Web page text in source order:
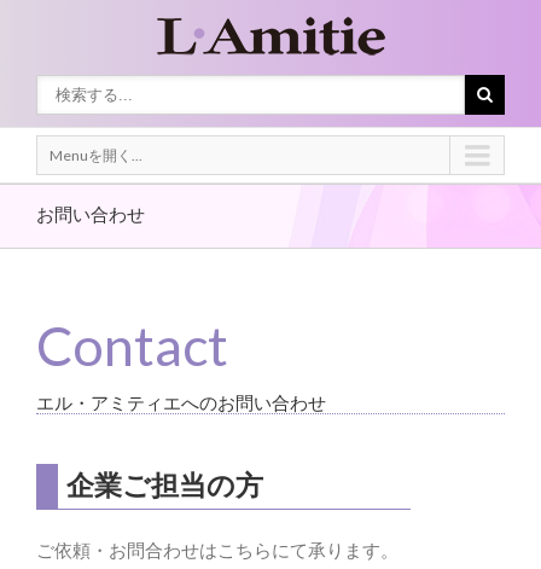
Menuを開く...
お問い合わせ
Contact
エル・アミティエへのお問い合わせ
企業ご担当の方
ご依頼・お問合わせはこちらにて承ります。